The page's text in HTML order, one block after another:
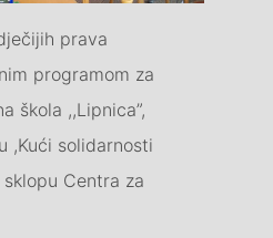
prava
programom za
škola ,,Lipnica”,
,Kući solidarnosti
Centra za